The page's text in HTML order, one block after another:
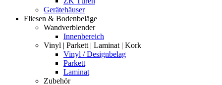
Gerätehäuser
Fliesen & Bodenbeläge
Wandverblender
Innenbereich
Vinyl | Parkett | Laminat | Kork
Vinyl / Designbelag
Parkett
Laminat
Zubehör